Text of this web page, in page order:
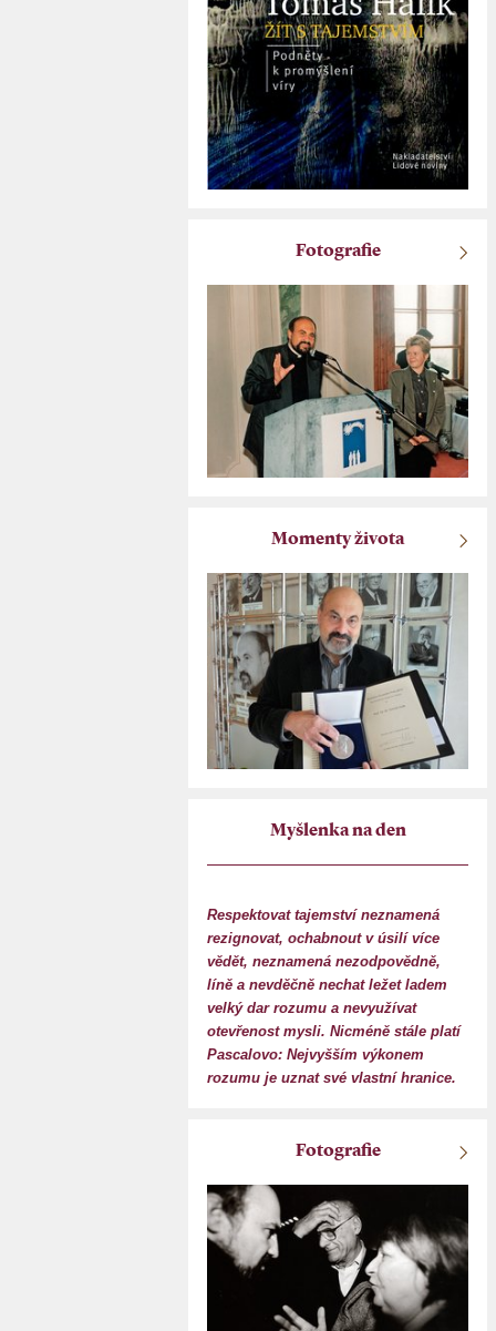
Fotografie
Momenty života
Myšlenka na den
Respektovat tajemství neznamená
rezignovat, ochabnout v úsilí více
vědět, neznamená nezodpovědně,
líně a nevděčně nechat ležet ladem
velký dar rozumu a nevyužívat
otevřenost mysli. Nicméně stále platí
Pascalovo: Nejvyšším výkonem
rozumu je uznat své vlastní hranice.
Fotografie